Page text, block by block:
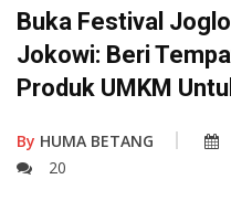
Buka Festival
Jokowi: Beri
Produk UMKM
By HUMA BETANG
20